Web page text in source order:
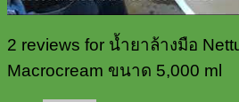
2 reviews for น้ำยาล้างมือ
Macrocream ขนาด 5,000 ml